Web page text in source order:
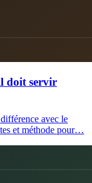
doit servir
avec le
et méthode pour…